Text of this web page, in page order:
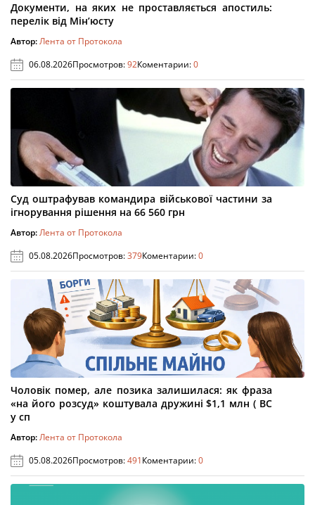
Документи, на яких не проставляється апостиль:
перелік від Мін’юсту
Автор:Лента от Протокола
06.08.2026Просмотров:92Коментарии:0
Суд оштрафував командира військової частини за
ігнорування рішення на 66 560 грн
Автор:Лента от Протокола
05.08.2026Просмотров:379Коментарии:0
Чоловік помер, але позика залишилася: як фраза
«на його розсуд» коштувала дружині $1,1 млн ( ВС
у сп
Автор:Лента от Протокола
05.08.2026Просмотров:491Коментарии:0